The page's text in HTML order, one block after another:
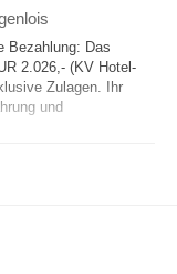
Bezahlung: Das
2.026,- (KV Hotel-
Zulagen. Ihr
und